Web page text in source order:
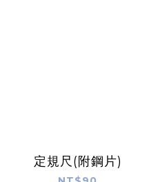
定規尺(附鋼片)